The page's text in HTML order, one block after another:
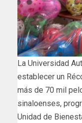
La Universidad
establecer un
más de 70 mil
sinaloenses,
Unidad de